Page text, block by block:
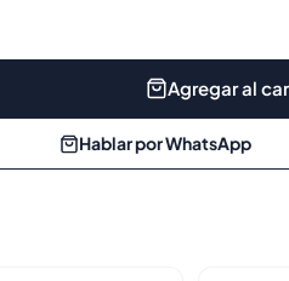
Agregar al
Hablar por WhatsApp